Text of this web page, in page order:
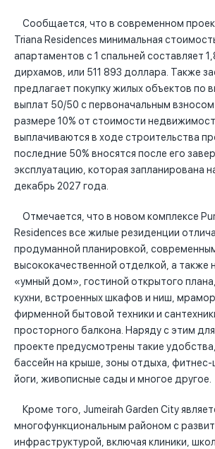
Сообщается, что в современном
Triana Residences минимальная
апартаментов с 1 спальней составляет
дирхамов, или 511 893 доллара. Также
предлагает покупку жилых объектов по
выплат 50/50 с первоначальным взносом
размере 10% от стоимости
выплачиваются в ходе строительства
последние 50% вносятся после его
эксплуатацию, которая запланирована
декабрь 2027 года.
Отмечается, что в новом комплексе
Residences все жилые резиденции
продуманной планировкой,
высококачественной отделкой, а также
«умный дом», гостиной открытого
кухни, встроенных шкафов и ниш,
фирменной бытовой техники и
просторного балкона. Наряду с этим
проекте предусмотрены такие
бассейн на крыше, зоны отдыха, фитнес-
йоги, живописные сады и многое другое.
Кроме того, Jumeirah Garden City
многофункциональным районом с
инфраструктурой, включая клиники,